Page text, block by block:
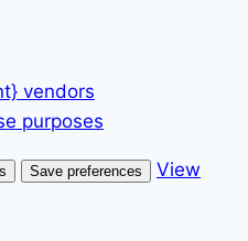
vendors
purposes
Save preferences
View